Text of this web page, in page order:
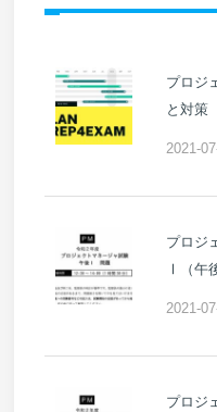
プロジ
と対策
2021-
プロジ
Ⅰ（午
2021-
プロジ